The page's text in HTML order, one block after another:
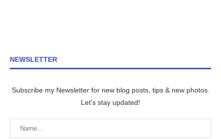
NEWSLETTER
Subscribe my Newsletter for new blog posts, tips & new photos.
Let's stay updated!